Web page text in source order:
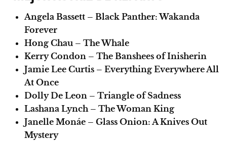
Angela Bassett – Black Panther: Wakanda
Forever
Hong Chau – The Whale
Kerry Condon – The Banshees of Inisherin
Jamie Lee Curtis – Everything Everywhere All
At Once
Dolly De Leon – Triangle of Sadness
Lashana Lynch – The Woman King
Janelle Monáe – Glass Onion: A Knives Out
Mystery